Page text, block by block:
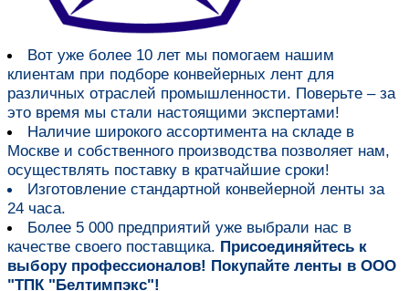
Вот уже более 10 лет мы помогаем нашим
клиентам при подборе конвейерных лент для
различных отраслей промышленности. Поверьте – за
это время мы стали настоящими экспертами!
Наличие широкого ассортимента на складе в
Москве и собственного производства позволяет нам,
осуществлять поставку в кратчайшие сроки!
Изготовление стандартной конвейерной ленты за
24 часа.
Более 5 000 предприятий уже выбрали нас в
качестве своего поставщика. Присоединяйтесь к
выбору профессионалов! Покупайте ленты в ООО
"ТПК "Белтимпэкс"!